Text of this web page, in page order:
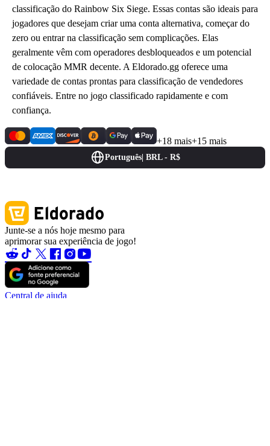
classificação do Rainbow Six Siege. Essas contas são ideais para
jogadores que desejam criar uma conta alternativa, começar do
zero ou entrar na classificação sem complicações. Elas
geralmente vêm com operadores desbloqueados e um potencial
de colocação MMR decente. A Eldorado.gg oferece uma
variedade de contas prontas para classificação de vendedores
confiáveis. Entre no jogo classificado rapidamente e com
confiança.
+18 mais+15 mais
Português| BRL - R$
Junte-se a nós hoje mesmo para
aprimorar sua experiência de jogo!
Central de ajuda